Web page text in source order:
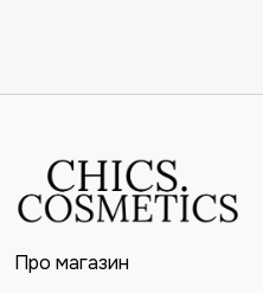
Про магазин